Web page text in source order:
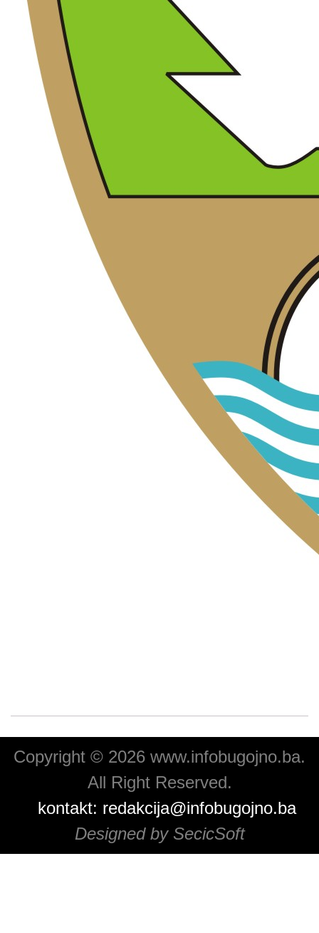
Copyright © 2026 www.infobugojno.ba.
All Right Reserved.
kontakt: redakcija@infobugojno.ba
Designed by SecicSoft